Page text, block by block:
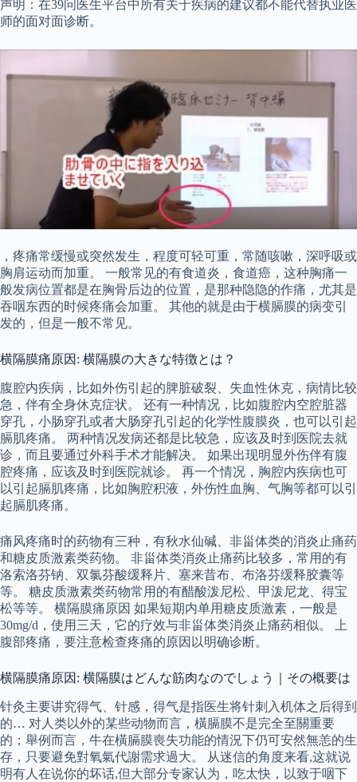
声明：在39问医生平台中所有关于疾病的建议都不能代替执业医
师的面对面诊断。
，疼痛常缓慢或突然发生，程度可轻可重，常随咳嗽，深呼吸或
胸肩运动而加重。 一般常见的有食道炎，食道癌，这种胸痛一
般发病位置都是在胸骨后边的位置，是那种隐隐的作痛，尤其是
吞咽东西的时候疼痛会加重。 其他的就是由于横膈膜的病变引
发的，但是一般不常见。
横隔膜痛原因: 横隔膜の大きな特徴とは？
腹腔内疾病，比如外伤引起的脾脏破裂、失血性休克，病情比较
急，伴有全身休克症状。 还有一种情况，比如腹腔内空腔脏器
穿孔，小肠穿孔或者大肠穿孔引起的化学性腹膜炎，也可以引起
膈肌疼痛。 两种情况发病还都是比较急，应该及时到医院去就
诊，而且要通过外科手术才能解决。 如果出现明显外伤伴有腹
腔疼痛，应该及时到医院就诊。 再一个情况，胸腔内疾病也可
以引起膈肌疼痛，比如胸腔积液，外伤性血胸、气胸等都可以引
起膈肌疼痛。
痛风疼痛时的药物有三种，有秋水仙碱、非甾体类的消炎止痛药
和糖皮质激素类药物。 非甾体类消炎止痛药比较多，常用的有
洛索洛芬钠、双氯芬酸缓释片、塞来昔布、布洛芬缓释胶囊等
等。 糖皮质激素类药物常用的有醋酸泼尼松、甲泼尼龙、得宝
松等等。 横隔膜痛原因 如果短期内单用糖皮质激素，一般是
30mg/d，使用三天，它的疗效与非甾体类消炎止痛药相似。 上
腹部疼痛，要注意检查疼痛的原因以明确诊断。
横隔膜痛原因: 横隔膜はどんな筋肉なのでしょう｜その概要は
针灸主要讲究得气、针感，得气是指医生将针刺入机体之后得到
的… 对人类以外的某些动物而言，橫膈膜不是完全至關重要
的；舉例而言，牛在橫膈膜喪失功能的情況下仍可安然無恙的生
存，只要避免對氧氣代謝需求過大。 从迷信的角度来看,这就说
明有人在说你的坏话,但大部分专家认为，吃太快，以致于咽下